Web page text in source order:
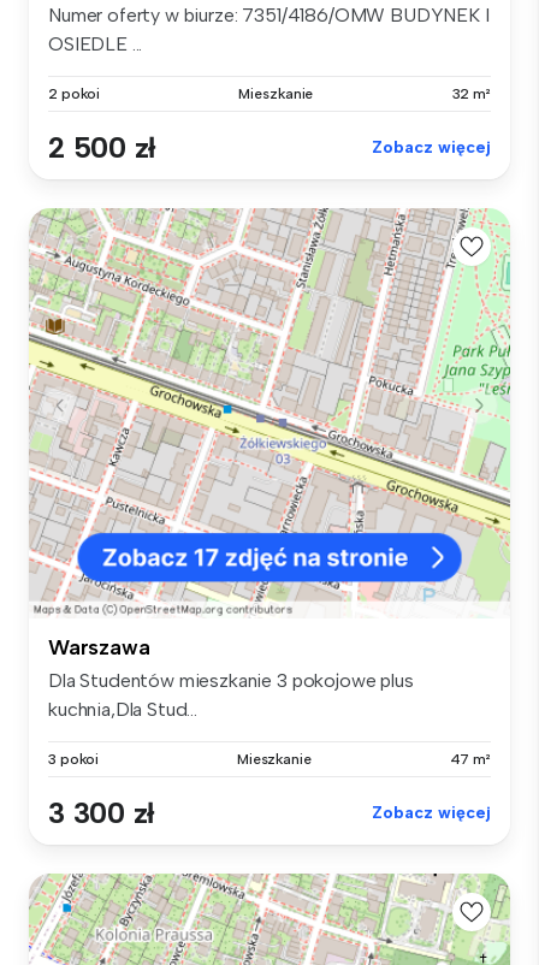
Numer oferty w biurze: 7351/4186/OMW BUDYNEK I
OSIEDLE ...
2 pokoi Mieszkanie 32 m²
2 500 zł Zobacz więcej
Warszawa
Dla Studentów mieszkanie 3 pokojowe plus
kuchnia,Dla Stud...
3 pokoi Mieszkanie 47 m²
3 300 zł Zobacz więcej